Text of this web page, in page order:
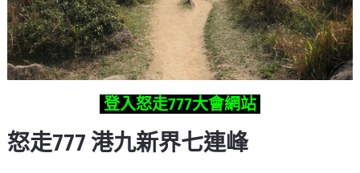
登入怒走777大會網站
怒走777 港九新界七連峰